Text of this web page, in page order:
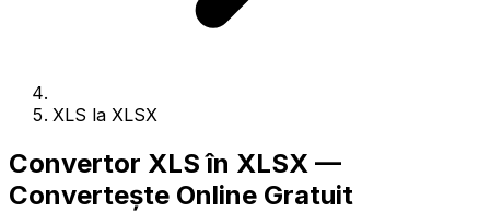
XLS la XLSX
Convertor XLS în XLSX —
Convertește Online Gratuit